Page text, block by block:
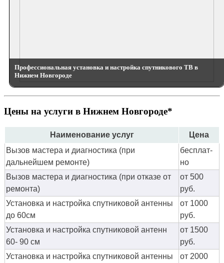
Профессиональная установка и настройка спутникового ТВ в
Нижнем Новгороде
Цены на услуги в Нижнем Новгороде*
Наименование услуг
Цена
Вызов мастера и диагностика (при
дальнейшем ремонте)
бес­плат­
но
Вызов мастера и диагностика (при отказе от
ремонта)
от 500
руб.
Установка и настройка спутниковой антенны
до 60см
от 1000
руб.
Установка и настройка спутниковой антенн
60- 90 см
от 1500
руб.
Установка и настройка спутниковой антенны
от 2000